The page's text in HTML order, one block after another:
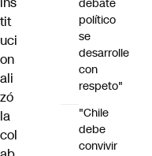
tit
uci
on
ali
zó
la
col
debate
político
se
desarrolle
con
respeto"
"Chile
debe
convivir